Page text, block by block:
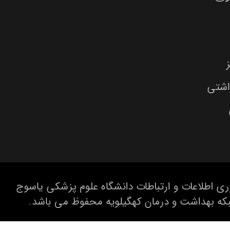
اطلاعات و ارتباطات دانشگاه علوم پزشکی یاسوج
بهداشت و درمان کهگیلویه محفوظ می باشد.